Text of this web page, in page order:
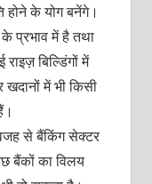
होने के योग बनेंगे।
प्रभाव में है तथा
बिल्डिंगों में
में भी किसी
से बैंकिंग सेक्टर
बैंकों का विलय